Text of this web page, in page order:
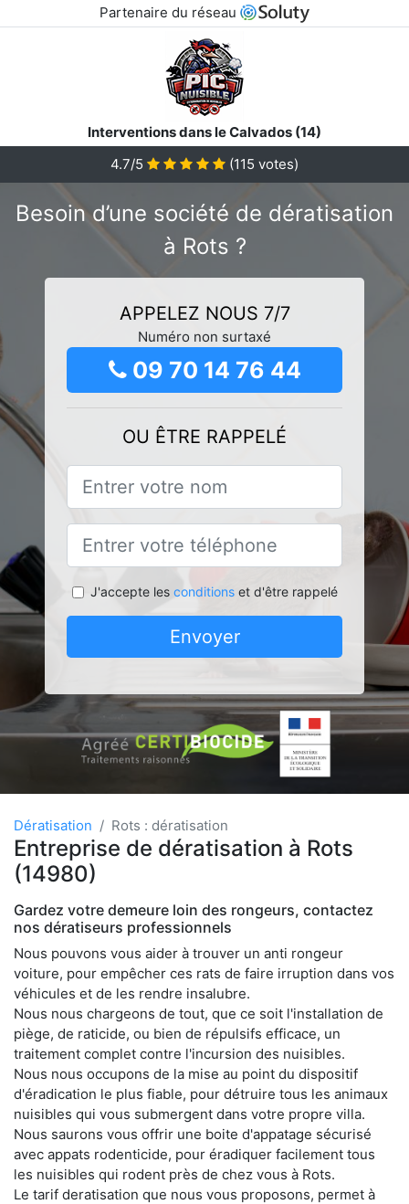
Partenaire du réseau
Interventions dans le Calvados (14)
4.7/5
(115 votes)
Besoin d’une société de dératisation
à Rots ?
APPELEZ NOUS 7/7
Numéro non surtaxé
09 70 14 76 44
OU ÊTRE RAPPELÉ
J'accepte les conditionset d'être rappelé
Envoyer
Dératisation Rots : dératisation
Entreprise de dératisation à Rots
(14980)
Gardez votre demeure loin des rongeurs, contactez
nos dératiseurs professionnels
Nous pouvons vous aider à trouver un anti rongeur
voiture, pour empêcher ces rats de faire irruption dans vos
véhicules et de les rendre insalubre.
Nous nous chargeons de tout, que ce soit l'installation de
piège, de raticide, ou bien de répulsifs efficace, un
traitement complet contre l'incursion des nuisibles.
Nous nous occupons de la mise au point du dispositif
d'éradication le plus fiable, pour détruire tous les animaux
nuisibles qui vous submergent dans votre propre villa.
Nous saurons vous offrir une boite d'appatage sécurisé
avec appats rodenticide, pour éradiquer facilement tous
les nuisibles qui rodent près de chez vous à Rots.
Le tarif deratisation que nous vous proposons, permet à